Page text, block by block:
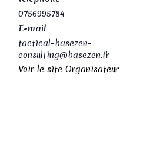
0756995784
E-mail
tactical-basezen-
consulting@basezen.fr
Voir le site Organisateur